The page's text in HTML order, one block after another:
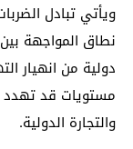
ويأتي تبادل
نطاق المواجهة
دولية من انهيار
مستويات قد تهدد
والتجارة الدولية.